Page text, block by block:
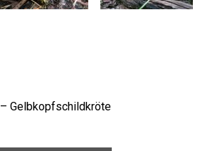
– Gelbkopfschildkröte